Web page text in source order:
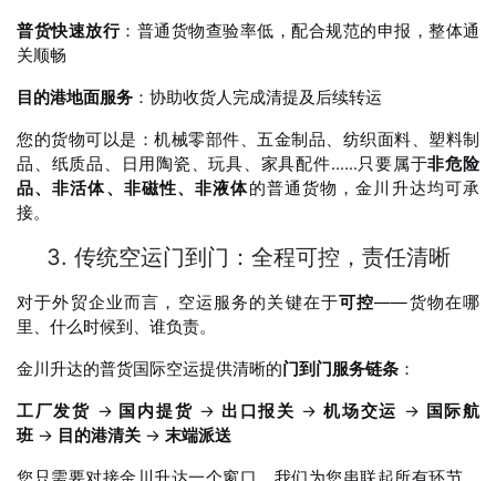
普货快速放行：普通货物查验率低，配合规范的申报，整体通
关顺畅
目的港地面服务 ：协助收货人完成清提及后续转运
您的货物可以是：机械零部件、五金制品、纺织面料、塑料制
品、纸质品、日用陶瓷、玩具、家具配件……只要属于非危险
品、非活体、非磁性、非液体的普通货物，金川升达均可承
接。
3. 传统空运门到门：全程可控，责任清晰
对于外贸企业而言，空运服务的关键在于可控——货物在哪
里、什么时候到、谁负责。
金川升达的普货国际空运提供清晰的门到门服务链条 ：
工厂发货 → 国内提货 → 出口报关 →机场交运 → 国际航
班 → 目的港清关 → 末端派送